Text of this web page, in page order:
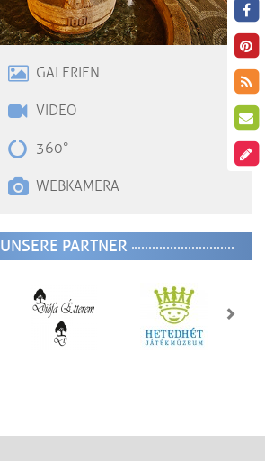
GALERIEN
VIDEO
360°
WEBKAMERA
UNSERE PARTNER